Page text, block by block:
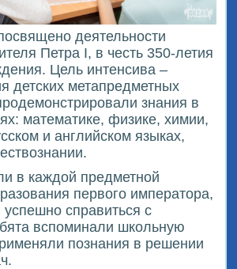
деятельности
Петра I, в честь 350-летия
Цель интенсива –
детских метапредметных
знания в
математике, физике, химии,
и английском языках,
в каждой предметной
первого императора,
справиться с
вспоминали школьную
познания в решении